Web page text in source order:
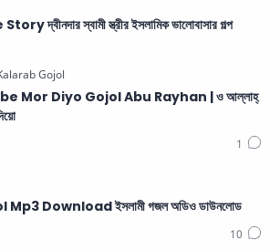
দ্বীনদার স্বামী স্ত্রীর ইসলামিক ভালোবাসার গল্প
Mor Diyo Gojol Abu Rayhan | ও আল্লাহ্‌
Download ইসলামী গজল অডিও ডাউনলোড